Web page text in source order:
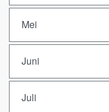
Mei
Juni
Juli